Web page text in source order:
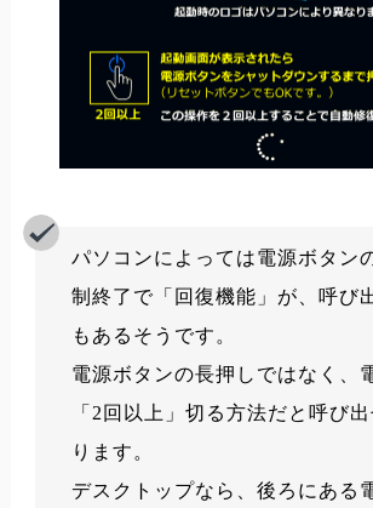
パソコンによっては電源ボタン
制終了で「回復機能」が、呼び
もあるそうです。
電源ボタンの長押しではなく、
「2回以上」切る方法だと呼び
ります。
デスクトップなら、後ろにある